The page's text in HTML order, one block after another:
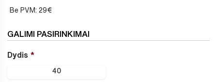
Be PVM: 29€
GALIMI PASIRINKIMAI
Dydis
40